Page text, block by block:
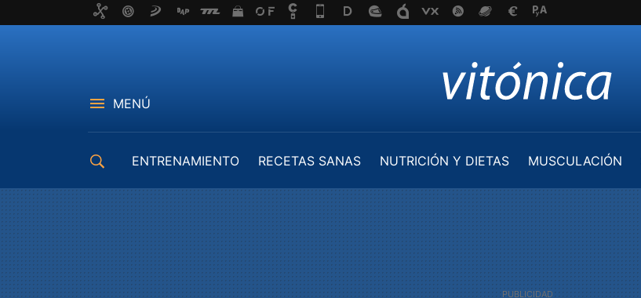
MENÚ
ENTRENAMIENTO RECETAS SANAS NUTRICIÓN Y DIETAS MUSCULACIÓN